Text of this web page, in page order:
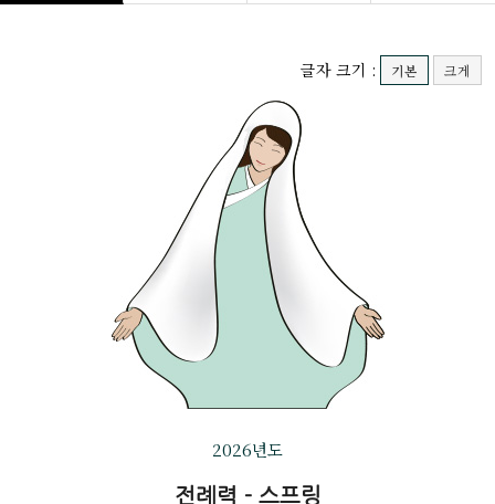
글자 크기 : 기본 크게
2026년도
전례력 - 스프링